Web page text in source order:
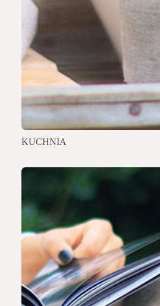
KUCHNIA